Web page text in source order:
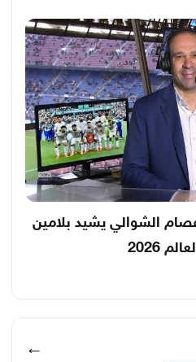
الشوالي يشيد بلامين
2026
←